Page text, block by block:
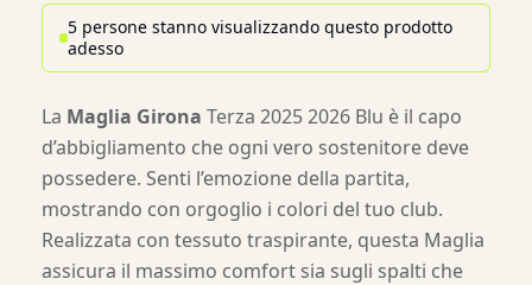
5 persone stanno visualizzando questo prodotto
adesso
La Maglia Girona Terza 2025 2026 Blu è il capo
d’abbigliamento che ogni vero sostenitore deve
possedere. Senti l’emozione della partita,
mostrando con orgoglio i colori del tuo club.
Realizzata con tessuto traspirante, questa Maglia
assicura il massimo comfort sia sugli spalti che